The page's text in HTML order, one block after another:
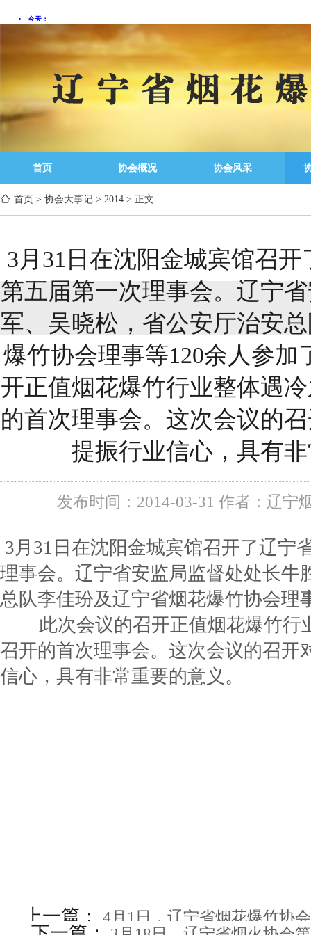
首页 协会概况 协会风采
首页 > 协会大事记 > 2014 > 正文
3月31日在沈阳金城宾馆召
第五届第一次理事会。辽宁
军、吴晓松，省公安厅治安
爆竹协会理事等120余人参
开正值烟花爆竹行业整体遇
的首次理事会。这次会议的
提振行业信心，具有
发布时间：2014-03-31 作者：辽宁
3月31日在沈阳金城宾馆召开了辽宁
理事会。辽宁省安监局监督处处长牛
总队李佳玢及辽宁省烟花爆竹协会理
此次会议的召开正值烟花爆竹行
召开的首次理事会。这次会议的召开
信心，具有非常重要的意义。
上一篇： 4月1日，辽宁省烟花爆竹协